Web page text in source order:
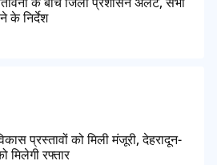
के निर्देश
प्रस्तावों को मिली मंजूरी, देहरादून-
मिलेगी रफ्तार